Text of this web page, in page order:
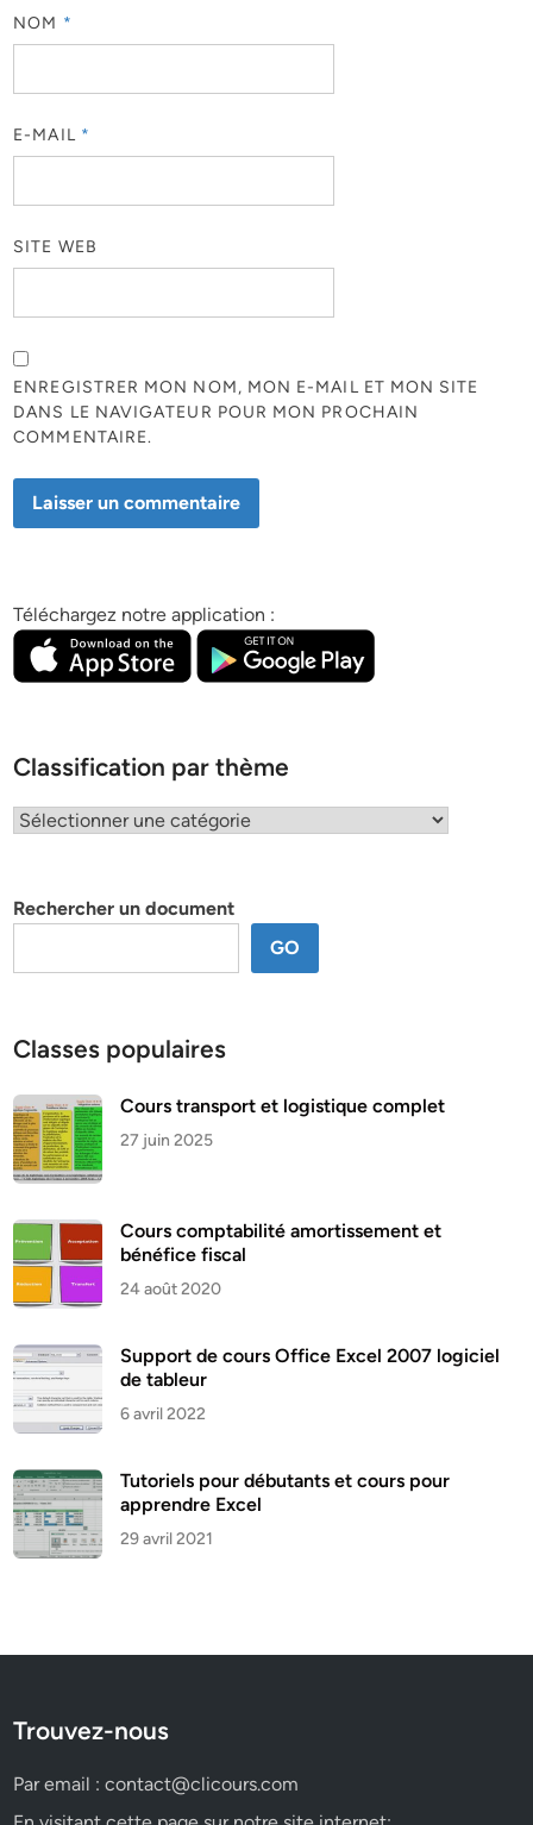
NOM *
E-MAIL *
SITE WEB
ENREGISTRER MON NOM, MON E-MAIL ET MON SITE
DANS LE NAVIGATEUR POUR MON PROCHAIN
COMMENTAIRE.
Téléchargez notre application :
Classification par thème
Classification
Rechercher un document
GO
Classes populaires
Cours transport et logistique complet
27 juin 2025
Cours comptabilité amortissement et
bénéfice fiscal
24 août 2020
Support de cours Office Excel 2007 logiciel
de tableur
6 avril 2022
Tutoriels pour débutants et cours pour
apprendre Excel
29 avril 2021
Trouvez-nous
Par email :contact@clicours.com